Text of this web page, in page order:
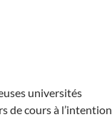
universités
de cours à l’intention